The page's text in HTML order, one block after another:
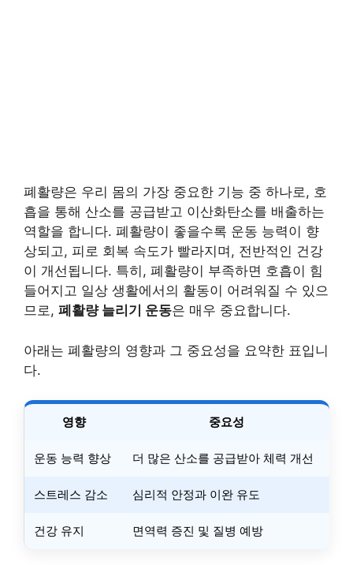
폐활량은 우리 몸의 가장 중요한 기능 중 하나로, 호
흡을 통해 산소를 공급받고 이산화탄소를 배출하는
역할을 합니다. 폐활량이 좋을수록 운동 능력이 향
상되고, 피로 회복 속도가 빨라지며, 전반적인 건강
이 개선됩니다. 특히, 폐활량이 부족하면 호흡이 힘
들어지고 일상 생활에서의 활동이 어려워질 수 있으
므로, 폐활량 늘리기 운동은 매우 중요합니다.
아래는 폐활량의 영향과 그 중요성을 요약한 표입니
다.
영향 중요성
운동 능력 향상 더 많은 산소를 공급받아 체력 개선
스트레스 감소 심리적 안정과 이완 유도
건강 유지 면역력 증진 및 질병 예방